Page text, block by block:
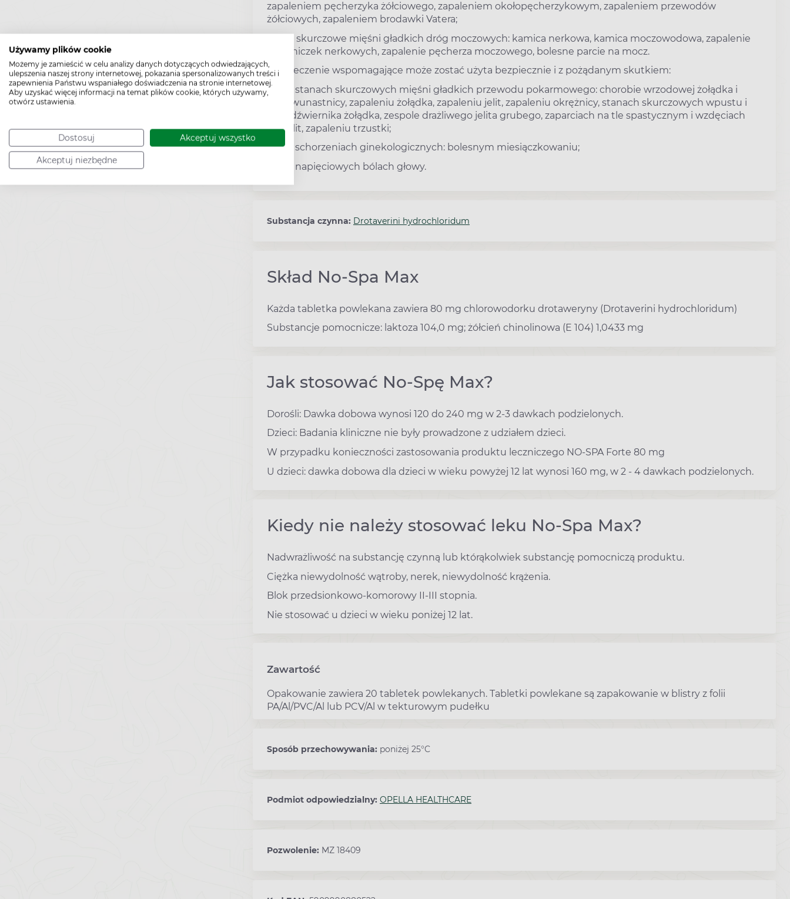
Używamy plików cookie
Możemy je zamieścić w celu analizy danych dotyczących odwiedzających,
ulepszenia naszej strony internetowej, pokazania spersonalizowanych treści i
zapewnienia Państwu wspaniałego doświadczenia na stronie internetowej.
Aby uzyskać więcej informacji na temat plików cookie, których używamy,
otwórz ustawienia.
Dostosuj Akceptuj wszystko
Akceptuj niezbędne
zapaleniem pęcherzyka żółciowego, zapaleniem okołopęcherzykowym, zapaleniem przewodów
żółciowych, zapaleniem brodawki Vatera;
Stany skurczowe mięśni gładkich dróg moczowych: kamica nerkowa, kamica moczowodowa, zapalenie
miedniczek nerkowych, zapalenie pęcherza moczowego, bolesne parcie na mocz.
Jako leczenie wspomagające może zostać użyta bezpiecznie i z pożądanym skutkiem:
w stanach skurczowych mięśni gładkich przewodu pokarmowego: chorobie wrzodowej żołądka i
dwunastnicy, zapaleniu żołądka, zapaleniu jelit, zapaleniu okrężnicy, stanach skurczowych wpustu i
odźwiernika żołądka, zespole drażliwego jelita grubego, zaparciach na tle spastycznym i wzdęciach
jelit, zapaleniu trzustki;
w schorzeniach ginekologicznych: bolesnym miesiączkowaniu;
w napięciowych bólach głowy.
Substancja czynna: Drotaverini hydrochloridum
Skład No-Spa Max
Każda tabletka powlekana zawiera 80 mg chlorowodorku drotaweryny (Drotaverini hydrochloridum)
Substancje pomocnicze: laktoza 104,0 mg; żółcień chinolinowa (E 104) 1,0433 mg
Jak stosować No-Spę Max?
Dorośli: Dawka dobowa wynosi 120 do 240 mg w 2-3 dawkach podzielonych.
Dzieci: Badania kliniczne nie były prowadzone z udziałem dzieci.
W przypadku konieczności zastosowania produktu leczniczego NO-SPA Forte 80 mg
U dzieci: dawka dobowa dla dzieci w wieku powyżej 12 lat wynosi 160 mg, w 2 - 4 dawkach podzielonych.
Kiedy nie należy stosować leku No-Spa Max?
Nadwrażliwość na substancję czynną lub którąkolwiek substancję pomocniczą produktu.
Ciężka niewydolność wątroby, nerek, niewydolność krążenia.
Blok przedsionkowo-komorowy II-III stopnia.
Nie stosować u dzieci w wieku poniżej 12 lat.
Zawartość
Opakowanie zawiera 20 tabletek powlekanych. Tabletki powlekane są zapakowanie w blistry z folii
PA/Al/PVC/Al lub PCV/Al w tekturowym pudełku
Sposób przechowywania: poniżej 25°C
Podmiot odpowiedzialny: OPELLA HEALTHCARE
Pozwolenie: MZ 18409